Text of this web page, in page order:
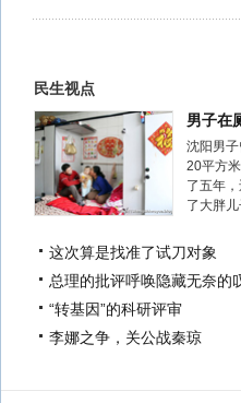
民生视点
男子在
沈阳男
20平方
了五年
了大胖
这次算是找准了试刀对象
总理的批评呼唤隐藏无奈的
“转基因”的科研评审
李娜之争，关公战秦琼